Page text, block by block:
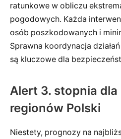
ratunkowe w obliczu
pogodowych. Każda
osób poszkodowanych i
Sprawna koordynacja
są kluczowe dla
Alert 3. stopnia
regionów Polski
Niestety, prognozy na